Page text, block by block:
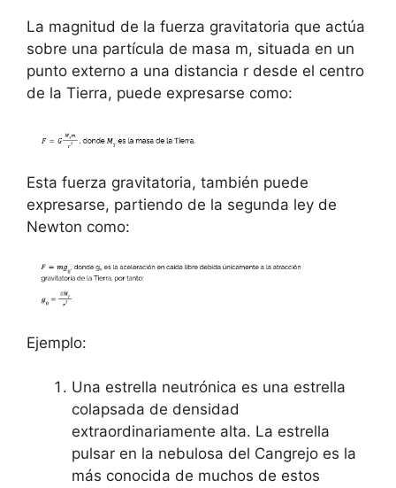
La magnitud de la fuerza gravitatoria que actúa
sobre una partícula de masa m, situada en un
punto externo a una distancia r desde el centro
de la Tierra, puede expresarse como:
Esta fuerza gravitatoria, también puede
expresarse, partiendo de la segunda ley de
Newton como:
Ejemplo:
Una estrella neutrónica es una estrella
colapsada de densidad
extraordinariamente alta. La estrella
pulsar en la nebulosa del Cangrejo es la
más conocida de muchos de estos